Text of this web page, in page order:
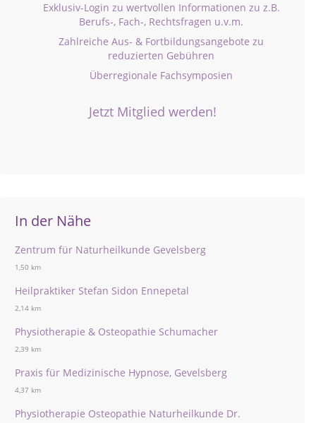
Exklusiv-Login zu wertvollen Informationen zu z.B.
Berufs-, Fach-, Rechtsfragen u.v.m.
Zahlreiche Aus- & Fortbildungsangebote zu
reduzierten Gebühren
Überregionale Fachsymposien
Jetzt Mitglied werden!
In der Nähe
Zentrum für Naturheilkunde Gevelsberg
1,50 km
Heilpraktiker Stefan Sidon Ennepetal
2,14 km
Physiotherapie & Osteopathie Schumacher
2,39 km
Praxis für Medizinische Hypnose, Gevelsberg
4,37 km
Physiotherapie Osteopathie Naturheilkunde Dr.